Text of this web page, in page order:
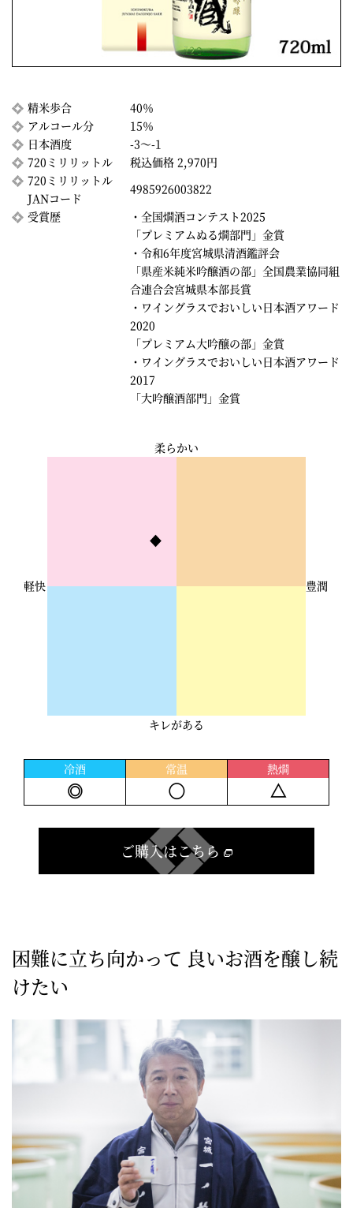
精米歩合
40％
アルコール分
15％
日本酒度
-3〜-1
720ミリリットル
税込価格 2,970円
720ミリリットル
JANコード
4985926003822
受賞歴
・全国燗酒コンテスト2025
「プレミアムぬる燗部門」金賞
・令和6年度宮城県清酒鑑評会
「県産米純米吟醸酒の部」全国農業協同組
合連合会宮城県本部長賞
・ワイングラスでおいしい日本酒アワード
2020
「プレミアム大吟醸の部」金賞
・ワイングラスでおいしい日本酒アワード
2017
「大吟醸酒部門」金賞
柔らかい
軽快
◆
豊潤
キレがある
冷酒
◎
常温
◯
熱燗
△
ご購入はこちら
困難に立ち向かって 良いお酒を醸し続
けたい